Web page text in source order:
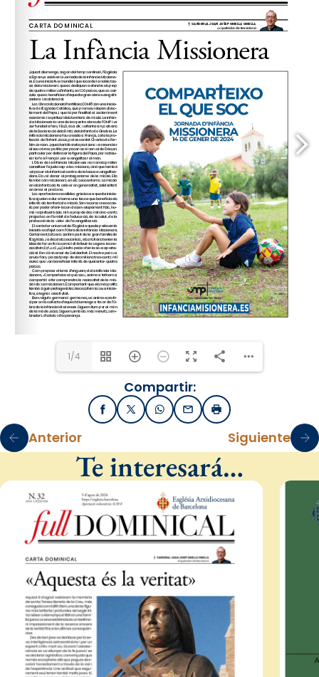
Social Cristià (www.elcorrent.cat), un
1/4
Compartir:
FacebookX / TwitterWhatsApp
EmailImprimir
Anterior Siguiente
Te interesará…